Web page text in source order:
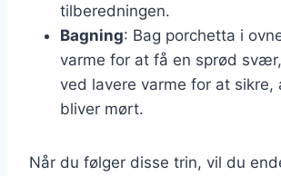
tilberedningen.
Bagning: Bag porchetta i
varme for at få en sprød
ved lavere varme for at sikre,
bliver mørt.
Når du følger disse trin, vil du